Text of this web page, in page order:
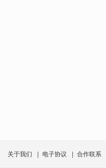
关于我们 | 电子协议 | 合作联系